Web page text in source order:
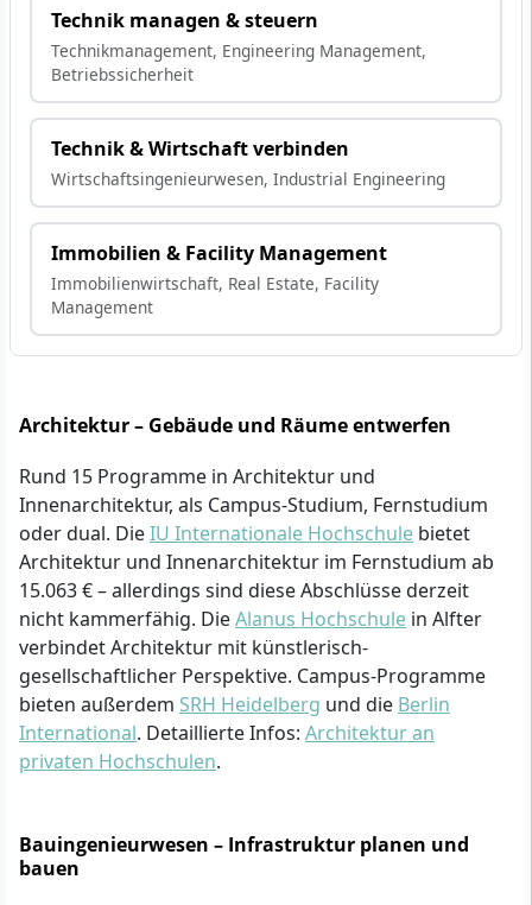
Technik managen & steuern
Technikmanagement, Engineering Management,
Betriebssicherheit
Technik & Wirtschaft verbinden
Wirtschaftsingenieurwesen, Industrial Engineering
Immobilien & Facility Management
Immobilienwirtschaft, Real Estate, Facility
Management
Architektur – Gebäude und Räume entwerfen
Rund 15 Programme in Architektur und
Innenarchitektur, als Campus-Studium, Fernstudium
oder dual. DieIU Internationale Hochschule bietet
Architektur und Innenarchitektur im Fernstudium ab
15.063 € – allerdings sind diese Abschlüsse derzeit
nicht kammerfähig. DieAlanus Hochschule in Alfter
verbindet Architektur mit künstlerisch-
gesellschaftlicher Perspektive. Campus-Programme
bieten außerdem SRH Heidelberg und die Berlin
International. Detaillierte Infos: Architektur an
privaten Hochschulen.
Bauingenieurwesen – Infrastruktur planen und
bauen